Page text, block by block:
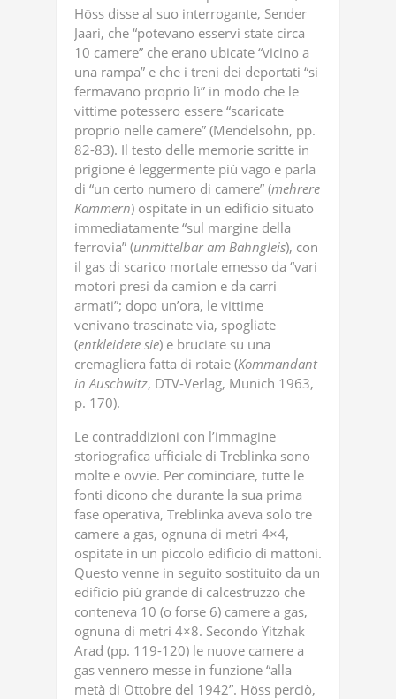
Höss disse al suo interrogante, Sender
Jaari, che “potevano esservi state circa
10 camere” che erano ubicate “vicino a
una rampa” e che i treni dei deportati “si
fermavano proprio lì” in modo che le
vittime potessero essere “scaricate
proprio nelle camere” (Mendelsohn, pp.
82-83). Il testo delle memorie scritte in
prigione è leggermente più vago e parla
di “un certo numero di camere” (mehrere
Kammern) ospitate in un edificio situato
immediatamente “sul margine della
ferrovia” (unmittelbar am Bahngleis), con
il gas di scarico mortale emesso da “vari
motori presi da camion e da carri
armati”; dopo un’ora, le vittime
venivano trascinate via, spogliate
(entkleidete sie) e bruciate su una
cremagliera fatta di rotaie (Kommandant
in Auschwitz, DTV-Verlag, Munich 1963,
p. 170).
Le contraddizioni con l’immagine
storiografica ufficiale di Treblinka sono
molte e ovvie. Per cominciare, tutte le
fonti dicono che durante la sua prima
fase operativa, Treblinka aveva solo tre
camere a gas, ognuna di metri 4×4,
ospitate in un piccolo edificio di mattoni.
Questo venne in seguito sostituito da un
edificio più grande di calcestruzzo che
conteneva 10 (o forse 6) camere a gas,
ognuna di metri 4×8. Secondo Yitzhak
Arad (pp. 119-120) le nuove camere a
gas vennero messe in funzione “alla
metà di Ottobre del 1942”. Höss perciò,